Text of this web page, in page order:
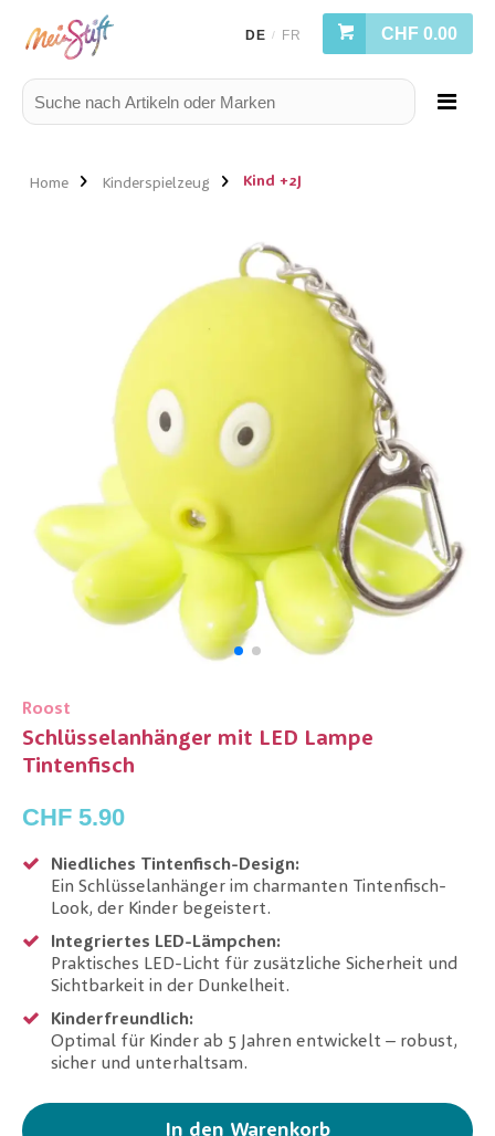
DE / FR CHF 0.00
Home Kinderspielzeug Kind +2J
Roost
Schlüsselanhänger mit LED Lampe
Tintenfisch
CHF 5.90
Niedliches Tintenfisch-Design:
Ein Schlüsselanhänger im charmanten Tintenfisch-
Look, der Kinder begeistert.
Integriertes LED-Lämpchen:
Praktisches LED-Licht für zusätzliche Sicherheit und
Sichtbarkeit in der Dunkelheit.
Kinderfreundlich:
Optimal für Kinder ab 5 Jahren entwickelt – robust,
sicher und unterhaltsam.
In den Warenkorb